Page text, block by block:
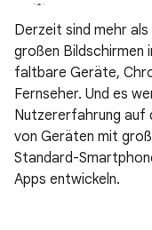
Derzeit sind mehr
großen Bildschirmen
faltbare Geräte,
Fernseher. Und es
Nutzererfahrung auf
von Geräten mit
Standard-
Apps entwickeln.